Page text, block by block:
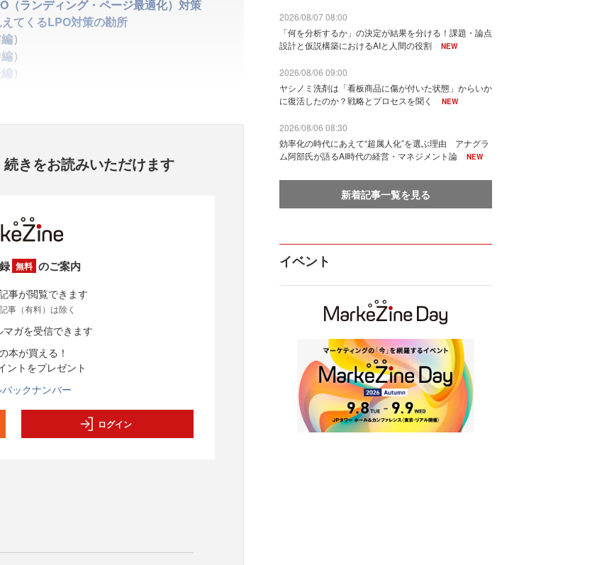
ランディング・ページ最適化）対策
てくるLPO対策の勘所
）
）
）
続きをお読みいただけます
無料 のご案内
事が閲覧できます
事（有料）は除く
マガを受信できます
本が買える！
ントをプレゼント
バックナンバー
ログイン
2026/08/07 08:00
「何を分析するか」の決定が結果を分ける！課題・論点
設計と仮説構築におけるAIと人間の役割
NEW
2026/08/06 09:00
ヤシノミ洗剤は「看板商品に傷が付いた状態」からいか
に復活したのか？戦略とプロセスを聞く
NEW
2026/08/06 08:30
効率化の時代にあえて“超属人化”を選ぶ理由 アナグラ
ム阿部氏が語るAI時代の経営・マネジメント論
NEW
新着記事一覧を見る
イベント